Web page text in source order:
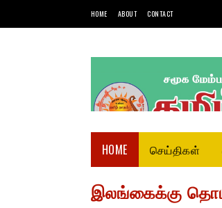
HOME ABOUT CONTACT
HOME செய்திகள்
இலங்கைக்கு